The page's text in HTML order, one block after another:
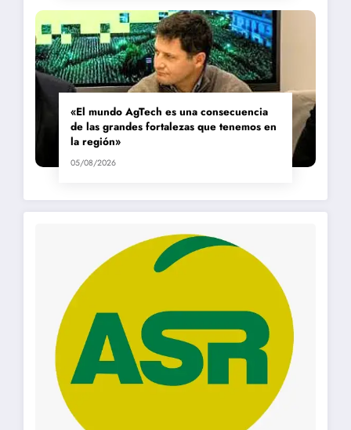
«El mundo AgTech es una consecuencia
de las grandes fortalezas que tenemos en
la región»
05/08/2026